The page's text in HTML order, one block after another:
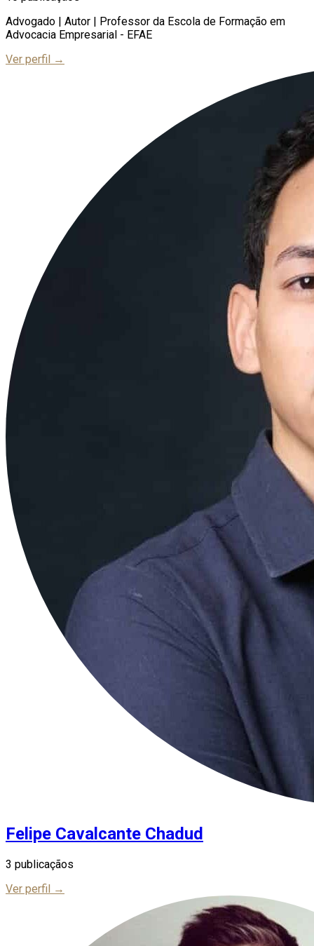
Advogado | Autor | Professor da Escola de Formação em
Advocacia Empresarial - EFAE
Ver perfil →
Felipe Cavalcante Chadud
3 publicaçãos
Ver perfil →